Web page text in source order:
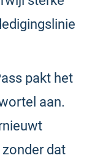
pakt het
aan.
dat